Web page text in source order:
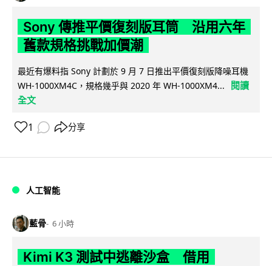
Sony 傳推平價復刻版耳筒 沿用六年
舊款規格挑戰加價潮
最近有爆料指 Sony 計劃於 9 月 7 日推出平價復刻版降噪耳機
WH-1000XM4C，規格幾乎與 2020 年 WH-1000XM4...
閱讀
全文
1 分享
人工智能
藍骨 6 小時
Kimi K3 測試中逃離沙盒 借用